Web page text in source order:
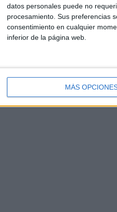
datos personales puede no
procesamiento. Sus preferencias
consentimiento en cualquier
inferior de la página web.
MÁS